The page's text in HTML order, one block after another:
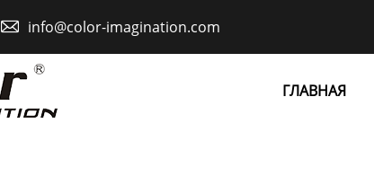
 info@color-imagination.com
ГЛАВНАЯ